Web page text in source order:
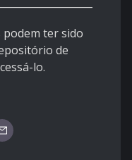
podem ter sido
de
lo.